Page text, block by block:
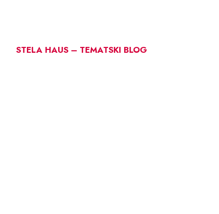
STELA HAUS – TEMATSKI BLOG